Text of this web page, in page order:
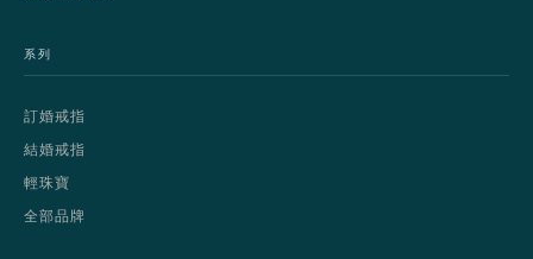
系列
訂婚戒指
結婚戒指
輕珠寶
全部品牌